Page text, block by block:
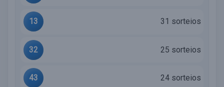
13 31 sorteios
32 25 sorteios
43 24 sorteios